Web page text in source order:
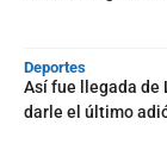
Deportes
Así fue llegada de
darle el último